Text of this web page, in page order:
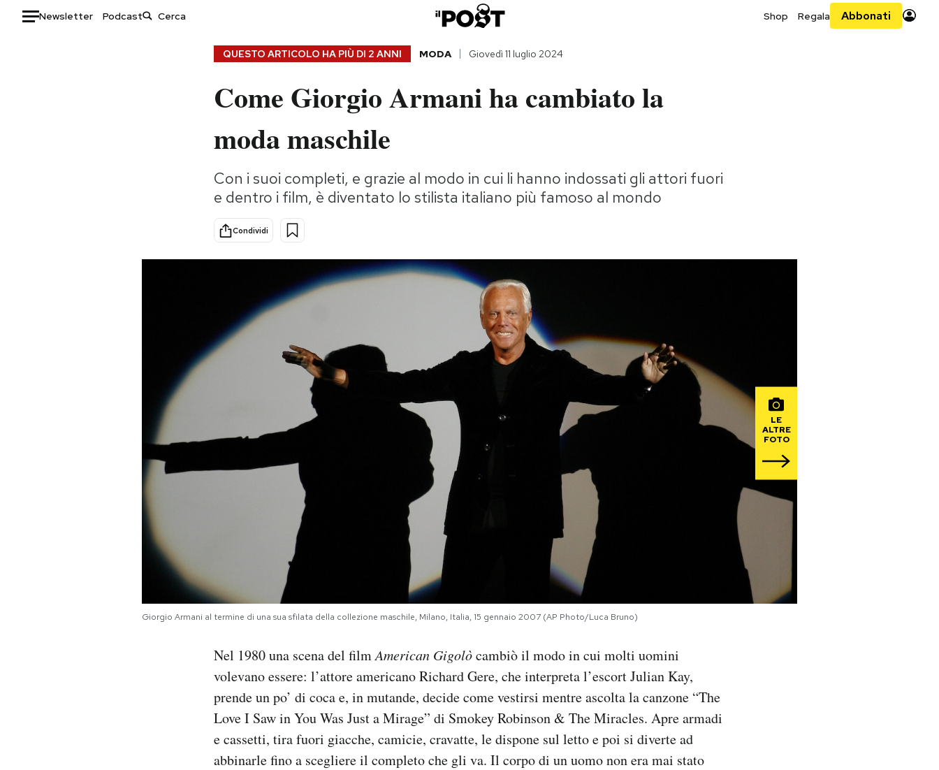
Newsletter Podcast Shop Regala Abbonati
Storie/Idee
Ok Boomer!
Altrecose
QUESTO ARTICOLO HA PIÙ DI 2 ANNI MODA Giovedì 11 luglio 2024
Come Giorgio Armani ha cambiato la
moda maschile
Con i suoi completi, e grazie al modo in cui li hanno indossati gli attori fuori
e dentro i film, è diventato lo stilista italiano più famoso al mondo
Condividi
LE
ALTRE
FOTO
Giorgio Armani al termine di una sua sfilata della collezione maschile, Milano, Italia, 15 gennaio 2007 (AP Photo/Luca Bruno)
Nel 1980 una scena del filmAmerican Gigolòcambiò il modo in cui molti uomini
volevano essere: l’attore americano Richard Gere, che interpreta l’escort Julian Kay,
prende un po’ di coca e, in mutande, decide come vestirsi mentre ascolta la canzone “The
Love I Saw in You Was Just a Mirage” di Smokey Robinson & The Miracles. Apre armadi
e cassetti, tira fuori giacche, camicie, cravatte, le dispone sul letto e poi si diverte ad
abbinarle fino a scegliere il completo che gli va. Il corpo di un uomo non era mai stato